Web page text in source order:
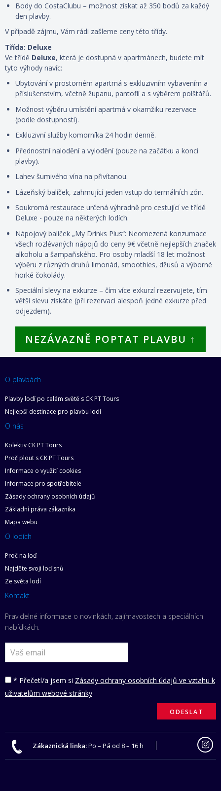
Body do CostaClubu – možnost získat až 350 bodů za každý
den plavby.
V případě zájmu, Vám rádi zašleme ceny této třídy.
Třída: Deluxe
Ve třídě Deluxe, která je dostupná v apartmánech, budete mít
tyto výhody navíc:
Ubytování v prostorném apartmá s exkluzivním vybavením a
příslušenstvím, včetně županu, pantoflí a s výběrem polštářů.
Možnost výběru umístění apartmá v okamžiku rezervace
(podle dostupnosti).
Exkluzivní služby komorníka 24 hodin denně.
Přednostní nalodění a vylodění (pouze na začátku a konci
plavby).
Lahev šumivého vína na přivítanou.
Lázeňský balíček, zahrnující jeden vstup do termálních zón.
Soukromá restaurace určená výhradně pro cestující ve třídě
Deluxe - pouze na některých lodích.
Nápojový balíček „My Drinks Plus“: Neomezená konzumace
všech rozlévaných nápojů do ceny 9€ včetně nejlepších značek
alkoholu a šampaňského. Pro osoby mladší 18 let možnost
výběru z různých druhů limonád, smoothies, džusů a výborné
horké čokolády.
Speciální slevy na exkurze – čím více exkurzí rezervujete, tím
větší slevu získáte (při rezervaci alespoň jedné exkurze před
odjezdem).
NEZÁVAZNĚ POPTAT PLAVBU ↑
O plavbách
Plavby lodí po celém světě s CK PT Tours
Nejlepší destinace pro plavbu lodí
O nás
Kolektiv CK PT Tours
Proč plout s CK PT Tours
Informace o využití cookies
Informace pro spotřebitele
Zásady ochrany osobních údajů
Základní práva zákazníka
Mapa webu
O lodích
Proč na loď
Najděte svoji loď snů
Ze světa lodí
Kontakt
Pravidelné informace o novinkách, zajímavostech a speciálních
nabídkách.
* Přečetl/a jsem si Zásady ochrany osobních údajů ve vztahu k
uživatelům webové stránky
Zákaznická linka:Po – Pá od 8 – 16 h